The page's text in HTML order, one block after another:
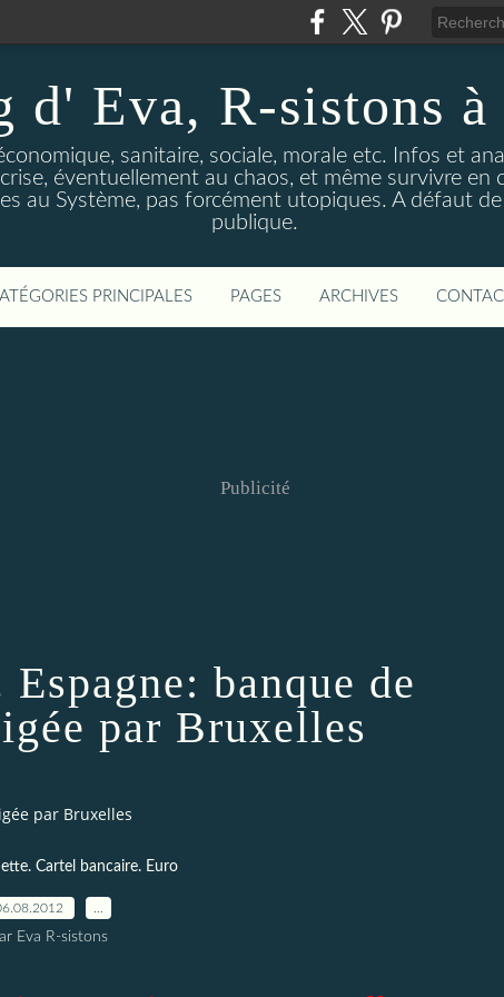
d' Eva, R-sistons à
sanitaire, sociale, morale etc. Infos et
éventuellement au chaos, et même survivre en
au Système, pas forcément utopiques. A défaut
publique.
PRINCIPALES PAGES ARCHIVES
Publicité
banque de
par Bruxelles
par Bruxelles
Cartel bancaire. Euro
Eva R-sistons